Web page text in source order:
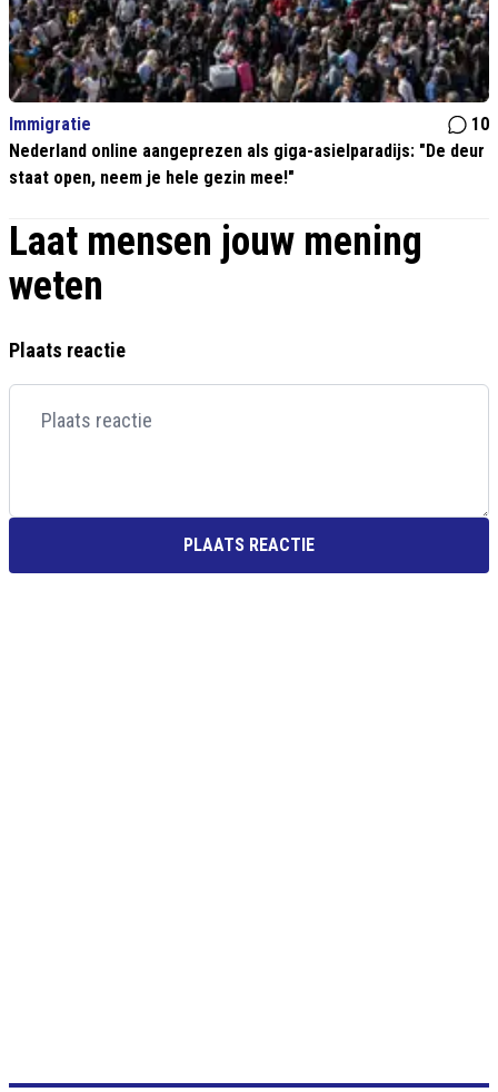
Immigratie
10
Nederland online aangeprezen als giga-asielparadijs: "De deur
staat open, neem je hele gezin mee!"
Laat mensen jouw mening
weten
Plaats reactie
PLAATS REACTIE